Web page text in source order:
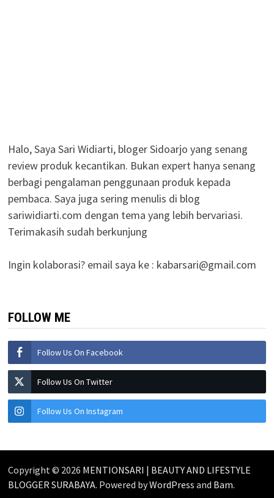
Follow Us On Twitter
Follow Us On Instagram
BLOGGER SURABAYA. Powered byWordPressandBam.